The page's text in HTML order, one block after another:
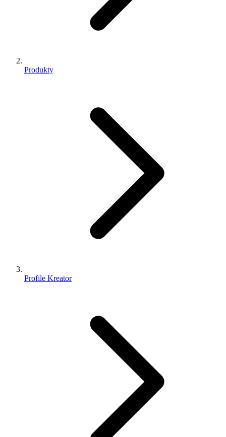
Produkty
Profile Kreator